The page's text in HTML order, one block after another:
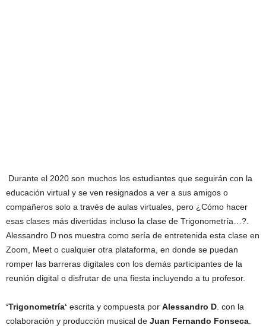
Durante el 2020 son muchos los estudiantes que seguirán con la
educación virtual y se ven resignados a ver a sus amigos o
compañeros solo a través de aulas virtuales, pero ¿Cómo hacer
esas clases más divertidas incluso la clase de Trigonometría…?.
Alessandro D nos muestra como sería de entretenida esta clase en
Zoom, Meet o cualquier otra plataforma, en donde se puedan
romper las barreras digitales con los demás participantes de la
reunión digital o disfrutar de una fiesta incluyendo a tu profesor.
‘Trigonometría‘ escrita y compuesta por Alessandro D . con la
colaboración y producción musical de Juan Fernando Fonseca